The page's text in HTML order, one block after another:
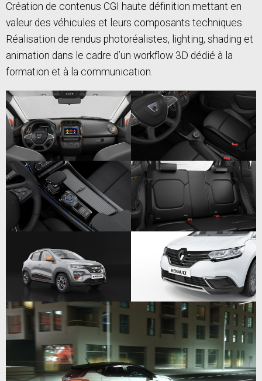
Création de contenus CGI haute définition mettant en
valeur des véhicules et leurs composants techniques.
Réalisation de rendus photoréalistes, lighting, shading et
animation dans le cadre d’un workflow 3D dédié à la
formation et à la communication.